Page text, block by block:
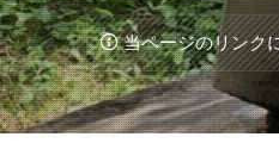
当ページのリンク